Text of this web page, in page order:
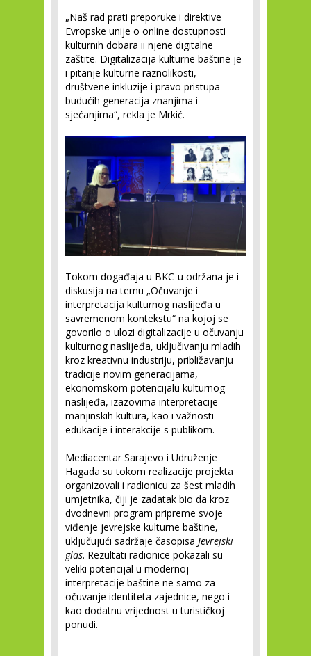
„Naš rad prati preporuke i direktive
Evropske unije o online dostupnosti
kulturnih dobara ii njene digitalne
zaštite. Digitalizacija kulturne baštine je
i pitanje kulturne raznolikosti,
društvene inkluzije i pravo pristupa
budućih generacija znanjima i
sjećanjima“, rekla je Mrkić.
Tokom događaja u BKC-u održana je i
diskusija na temu „Očuvanje i
interpretacija kulturnog naslijeđa u
savremenom kontekstu“ na kojoj se
govorilo o ulozi digitalizacije u očuvanju
kulturnog naslijeđa, uključivanju mladih
kroz kreativnu industriju, približavanju
tradicije novim generacijama,
ekonomskom potencijalu kulturnog
naslijeđa, izazovima interpretacije
manjinskih kultura, kao i važnosti
edukacije i interakcije s publikom.
Mediacentar Sarajevo i Udruženje
Hagada su tokom realizacije projekta
organizovali i radionicu za šest mladih
umjetnika, čiji je zadatak bio da kroz
dvodnevni program pripreme svoje
viđenje jevrejske kulturne baštine,
uključujući sadržaje časopisa Jevrejski
glas. Rezultati radionice pokazali su
veliki potencijal u modernoj
interpretacije baštine ne samo za
očuvanje identiteta zajednice, nego i
kao dodatnu vrijednost u turističkoj
ponudi.